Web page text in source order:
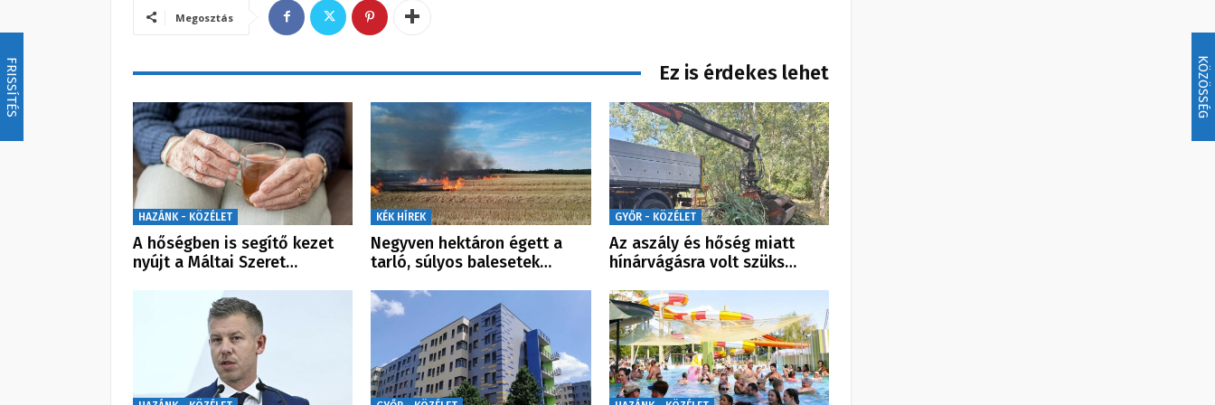
FRISSÍTÉS KÖZÖSSÉG
Megosztás
Ez is érdekes lehet
HAZÁNK - KÖZÉLET
A hőségben is segítő kezet
nyújt a Máltai Szeret…
KÉK HÍREK
Negyven hektáron égett a
tarló, súlyos balesetek…
GYŐR - KÖZÉLET
Az aszály és hőség miatt
hínárvágásra volt szüks…